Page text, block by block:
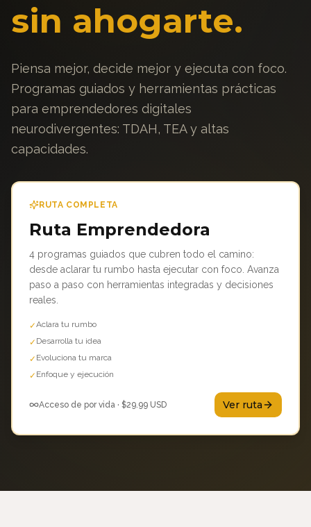
sin ahogarte.
Piensa mejor, decide mejor y ejecuta con foco.
Programas guiados y herramientas prácticas
para emprendedores digitales
neurodivergentes: TDAH, TEA y altas
capacidades.
RUTA COMPLETA
Ruta Emprendedora
4 programas guiados que cubren todo el camino:
desde aclarar tu rumbo hasta ejecutar con foco. Avanza
paso a paso con herramientas integradas y decisiones
reales.
✓Aclara tu rumbo
✓ Desarrolla tu idea
✓ Evoluciona tu marca
✓ Enfoque y ejecución
Acceso de por vida · $29.99 USD Ver ruta